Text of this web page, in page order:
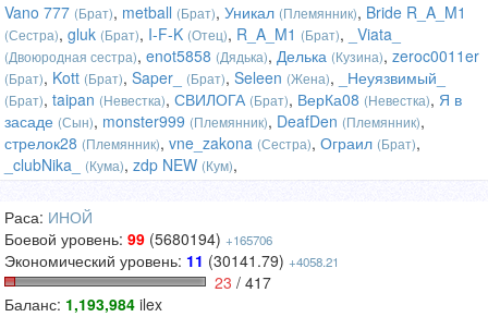
Vano 777 (Брат), metball (Брат), Уникал (Племянник), Bride R_A_M1
(Сестра), gluk (Брат), I-F-K (Отец), R_A_M1 (Брат), _Viata_
(Двоюродная сестра), enot5858 (Дядька), Делька (Кузина), zeroc0011er
(Брат), Kott (Брат), Saper_ (Брат), Seleen (Жена), _Неуязвимый_
(Брат), taipan (Невестка), СВИЛОГА (Брат), ВерКа08 (Невестка), Я в
засаде (Сын), monster999 (Племянник), DeafDen (Племянник),
стрелок28 (Племянник), vne_zakona (Сестра), Ограил (Брат),
_clubNika_
(Кума), zdp NEW (Кум),
Раса: ИНОЙ
Боевой уровень: 99 (5680194) +165706
Экономический уровень: 11 (30141.79) +4058.21
23 / 417
Баланс: 1,193,984 ilex